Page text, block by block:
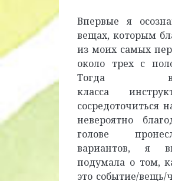
Впервые я
вещах, которым
из моих самых
около трех с
Тогда
класса
сосредоточиться
невероятно
голове
вариантов, я
подумала о том,
это событие/вещь/